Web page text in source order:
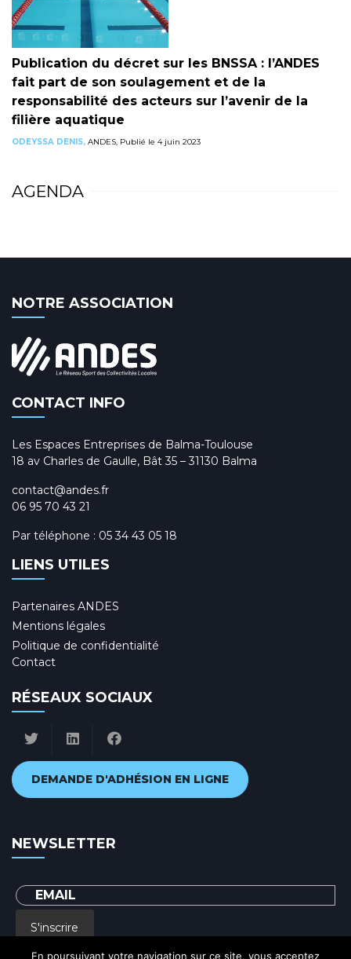
Publication du décret sur les BNSSA : l’ANDES
fait part de son soulagement et de la
responsabilité des acteurs sur l’avenir de la
filière aquatique
ODEYSSA DENIS, ANDES, Publié le 4 juin 2023
AGENDA
NOTRE ASSOCIATION
CONTACT INFO
Les Espaces Entreprises de Balma-Toulouse
18 av Charles de Gaulle, Bât 35 – 31130 Balma
contact@andes.fr
06 95 70 43 21
Par téléphone : 05 34 43 05 18
LIENS UTILES
Partenaires ANDES
Mentions légales
Politique de confidentialité
Contact
RÉSEAUX SOCIAUX
DEMANDE D'ADHÉSION EN LIGNE
NEWSLETTER
S'inscrire
En poursuivant votre navigation sur ce site, vous acceptez